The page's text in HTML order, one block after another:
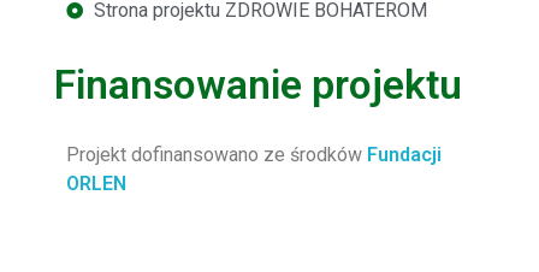
Strona projektu ZDROWIE BOHATEROM
Finansowanie projektu
Projekt dofinansowano ze środków Fundacji
ORLEN